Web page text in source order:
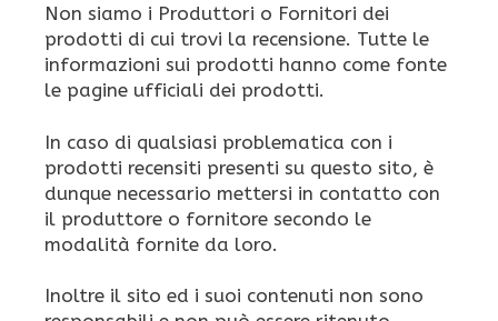
Non siamo i Produttori o Fornitori dei
prodotti di cui trovi la recensione. Tutte le
informazioni sui prodotti hanno come fonte
le pagine ufficiali dei prodotti.
In caso di qualsiasi problematica con i
prodotti recensiti presenti su questo sito, è
dunque necessario mettersi in contatto con
il produttore o fornitore secondo le
modalità fornite da loro.
Inoltre il sito ed i suoi contenuti non sono